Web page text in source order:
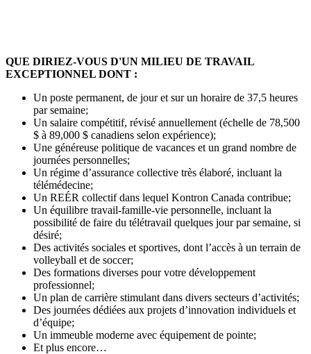
QUE DIRIEZ-VOUS D'UN MILIEU DE TRAVAIL
EXCEPTIONNEL DONT :
Un poste permanent, de jour et sur un horaire de 37,5 heures
par semaine;
Un salaire compétitif, révisé annuellement (échelle de 78,500
$ à 89,000 $ canadiens selon expérience);
Une généreuse politique de vacances et un grand nombre de
journées personnelles;
Un régime d’assurance collective très élaboré, incluant la
télémédecine;
Un REÉR collectif dans lequel Kontron Canada contribue;
Un équilibre travail-famille-vie personnelle, incluant la
possibilité de faire du télétravail quelques jour par semaine, si
désiré;
Des activités sociales et sportives, dont l’accès à un terrain de
volleyball et de soccer;
Des formations diverses pour votre développement
professionnel;
Un plan de carrière stimulant dans divers secteurs d’activités;
Des journées dédiées aux projets d’innovation individuels et
d’équipe;
Un immeuble moderne avec équipement de pointe;
Et plus encore…